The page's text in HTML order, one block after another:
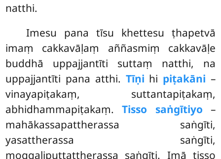
natthi.
Imesu pana tīsu khettesu ṭhapetvā
imaṃ cakkavāḷaṃ aññasmiṃ cakkavāḷe
buddhā uppajjantīti suttaṃ natthi, na
uppajjantīti pana atthi. Tīṇi hi piṭakāni –
vinayapiṭakaṃ, suttantapiṭakaṃ,
abhidhammapiṭakaṃ.Tisso saṅgītiyo –
mahākassapattherassa saṅgīti,
yasattherassa saṅgīti,
moggaliputtattherassa saṅgīti. Imā tisso